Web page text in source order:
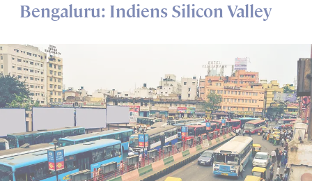
Bengaluru: Indiens Silicon Valley